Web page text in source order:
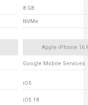
8 GB
NVMe
Apple iPhone 16
Google Mobile Services
iOS
iOS 18